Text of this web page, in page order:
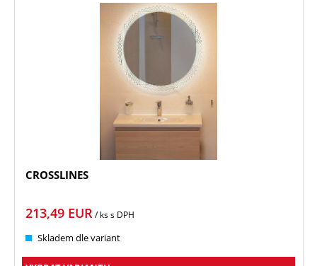
CROSSLINES
213,49 EUR / kss DPH
Skladem dle variant